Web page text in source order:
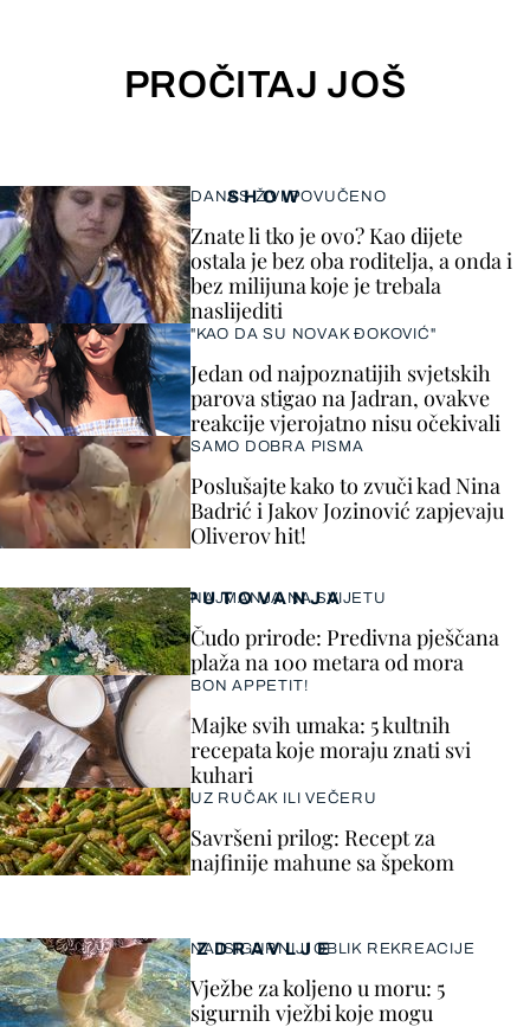
PROČITAJ JOŠ
SHOW
DANAS ŽIVI POVUČENO
Znate li tko je ovo? Kao dijete
ostala je bez oba roditelja, a onda i
bez milijuna koje je trebala
naslijediti
"KAO DA SU NOVAK ĐOKOVIĆ"
Jedan od najpoznatijih svjetskih
parova stigao na Jadran, ovakve
reakcije vjerojatno nisu očekivali
SAMO DOBRA PISMA
Poslušajte kako to zvuči kad Nina
Badrić i Jakov Jozinović zapjevaju
Oliverov hit!
ZDRAVLJE
NAJSIGURNIJI OBLIK REKREACIJE
Vježbe za koljeno u moru: 5
sigurnih vježbi koje mogu
PUTOVANJA
NAJMANJA NA SVIJETU
Čudo prirode: Predivna pješčana
plaža na 100 metara od mora
BON APPETIT!
Majke svih umaka: 5 kultnih
recepata koje moraju znati svi
kuhari
UZ RUČAK ILI VEČERU
Savršeni prilog: Recept za
najfinije mahune sa špekom